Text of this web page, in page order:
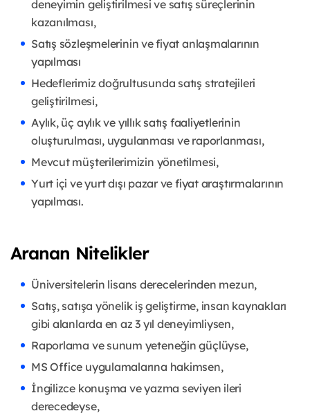
deneyimin geliştirilmesi ve satış süreçlerinin
kazanılması,
Satış sözleşmelerinin ve fiyat anlaşmalarının
yapılması
Hedeflerimiz doğrultusunda satış stratejileri
geliştirilmesi,
Aylık, üç aylık ve yıllık satış faaliyetlerinin
oluşturulması, uygulanması ve raporlanması,
Mevcut müşterilerimizin yönetilmesi,
Yurt içi ve yurt dışı pazar ve fiyat araştırmalarının
yapılması.
Aranan Nitelikler
Üniversitelerin lisans derecelerinden mezun,
Satış, satışa yönelik iş geliştirme, insan kaynakları
gibi alanlarda en az 3 yıl deneyimliysen,
Raporlama ve sunum yeteneğin güçlüyse,
MS Office uygulamalarına hakimsen,
İngilizce konuşma ve yazma seviyen ileri
derecedeyse,